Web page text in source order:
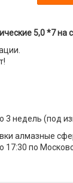
5,0 *7 на
3 недель (под
алмазные
17:30 по